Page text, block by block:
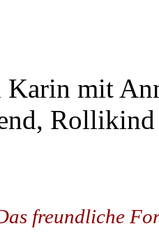
Karin mit
freundliche